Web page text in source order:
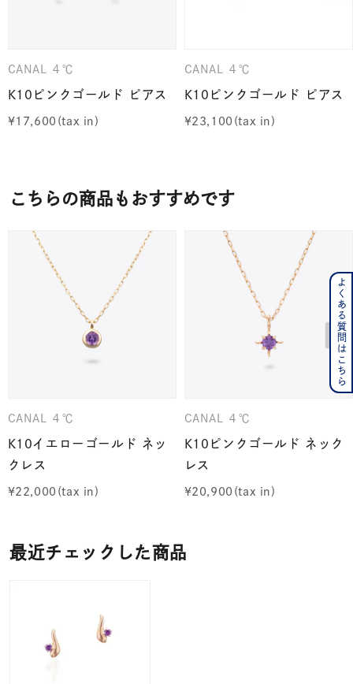
CANAL ４℃
K10ピンクゴールド ピアス
¥17,600
CANAL ４℃
K10ピンクゴールド ピアス
¥23,100
こちらの商品もおすすめです
CANAL ４℃
K10イエローゴールド ネッ
クレス
¥22,000
CANAL ４℃
K10ピンクゴールド ネック
レス
¥20,900
最近チェックした商品
よくある質問はこちら